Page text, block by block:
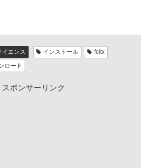
イエンス インストール
fcitx
ロード
スポンサーリンク